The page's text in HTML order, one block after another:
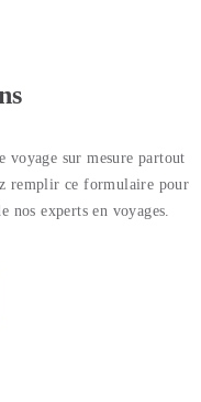
voyage sur mesure partout
remplir ce formulaire pour
nos experts en voyages.